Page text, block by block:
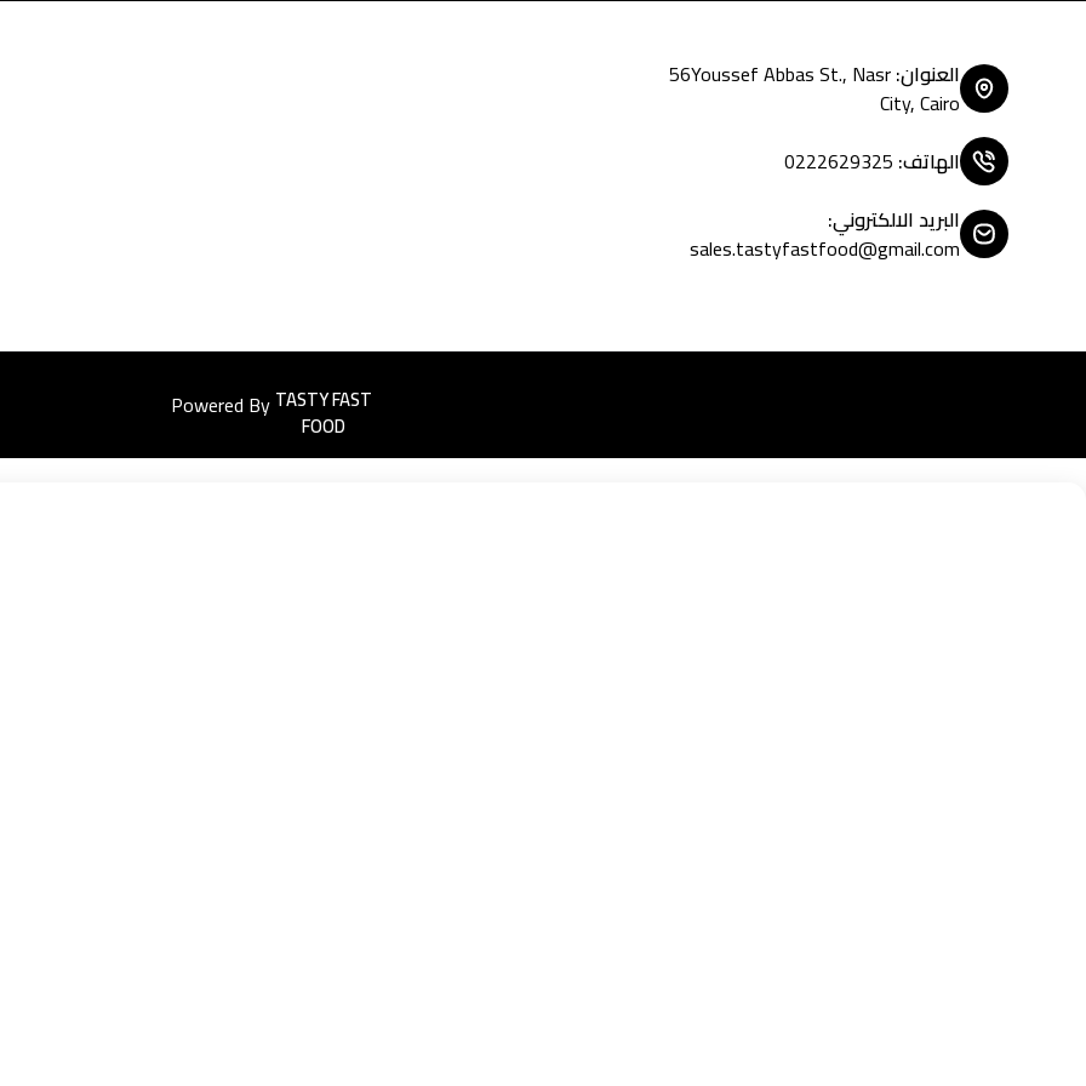
العنوان:
56Youssef Abbas St., Nasr
City, Cairo
الهاتف:
0222629325
البريد الالكتروني:
sales.tastyfastfood@gmail.com
Powered ByEasyorders